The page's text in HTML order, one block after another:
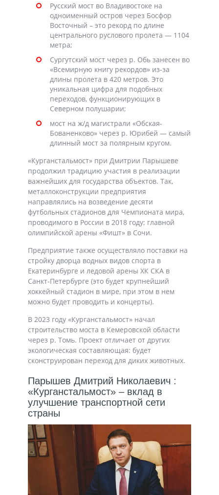
Русский мост во Владивостоке на
одноименный остров через Босфор
Восточный – это рекорд по длине
центрального руслового пролета — 1104
метра;
Сургутский мост через р. Обь занесен во
«Всемирную книгу рекордов» из-за
длины пролета в 420 метров. Это
уникальная цифра для подобных
переходов, функционирующих в
Северном полушарии;
мост на ж/д магистрали «Обская-
Бованенково» через р. Юрибей — самый
длинный мост за полярным кругом.
«Курганстальмост» при Дмитрии Парышеве
продолжил традицию участия в реализации
важнейших для государства объектов. Так,
металлоконструкции предприятия
направлялись на возведение десяти
футбольных стадионов для Чемпионата мира,
проводимого в России в 2018 году; главной
олимпийской арены «Фишт» в Сочи.
Предприятие также осуществляло поставки на
стройку дворца водных видов спорта в
Екатеринбурге и ледовой арены ХК СКА в
Санкт-Петербурге (это будет крупнейший
хоккейный стадион в мире, при этом в нем
можно будет проводить и концерты).
В 2023 году «Курганстальмост» начал
строительство моста в Кемеровской области
через р. Томь. Проект отличает от других
экологическая составляющая: будет
сконструирован переход для диких животных.
Парышев Дмитрий Николаевич :
«Курганстальмост» – вклад в
улучшение транспортной сети
страны